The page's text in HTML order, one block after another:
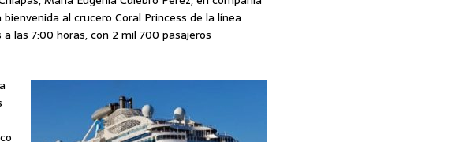
al crucero Coral Princess de la línea
las 7:00 horas, con 2 mil 700 pasajeros